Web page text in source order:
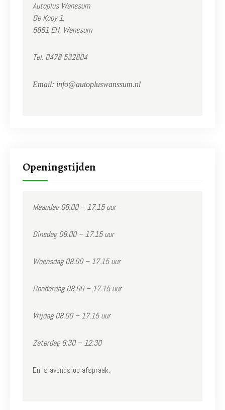
Autoplus Wanssum
De Kooy 1,
5861 EH, Wanssum
Tel. 0478 532804
Email: info@autopluswanssum.nl
Openingstijden
Maandag 08.00 – 17.15 uur
Dinsdag 08.00 – 17.15 uur
Woensdag 08.00 – 17.15 uur
Donderdag 08.00 – 17.15 uur
Vrijdag 08.00 – 17.15 uur
Zaterdag 8:30 – 12:30
En ‘s avonds op afspraak.